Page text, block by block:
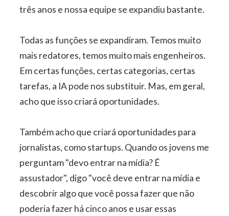
três anos e nossa equipe se expandiu bastante.
Todas as funções se expandiram. Temos muito
mais redatores, temos muito mais engenheiros.
Em certas funções, certas categorias, certas
tarefas, a IA pode nos substituir. Mas, em geral,
acho que isso criará oportunidades.
Também acho que criará oportunidades para
jornalistas, como startups. Quando os jovens me
perguntam "devo entrar na mídia? É
assustador", digo "você deve entrar na mídia e
descobrir algo que você possa fazer que não
poderia fazer há cinco anos e usar essas